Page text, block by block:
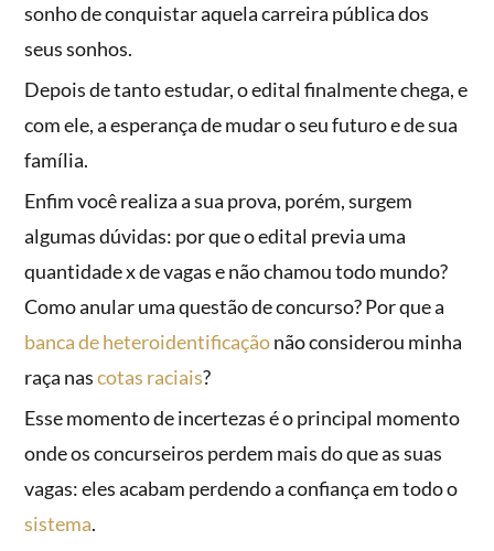
sonho de conquistar aquela carreira pública dos
seus sonhos.
Depois de tanto estudar, o edital finalmente chega, e
com ele, a esperança de mudar o seu futuro e de sua
família.
Enfim você realiza a sua prova, porém, surgem
algumas dúvidas: por que o edital previa uma
quantidade x de vagas e não chamou todo mundo?
Como anular uma questão de concurso? Por que a
banca de heteroidentificaçãonão considerou minha
raça nascotas raciais?
Esse momento de incertezas é o principal momento
onde os concurseiros perdem mais do que as suas
vagas: eles acabam perdendo a confiança em todo o
sistema.